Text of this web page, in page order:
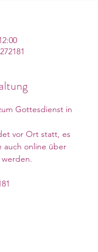
Gottesdienst in
vor Ort statt, es
auch online über